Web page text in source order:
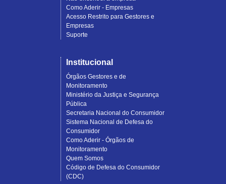
Como Aderir - Empresas
Acesso Restrito para Gestores e
Empresas
Suporte
Institucional
Órgãos Gestores e de
Monitoramento
Ministério da Justiça e Segurança
Pública
Secretaria Nacional do Consumidor
Sistema Nacional de Defesa do
Consumidor
Como Aderir - Órgãos de
Monitoramento
Quem Somos
Código de Defesa do Consumidor
(CDC)